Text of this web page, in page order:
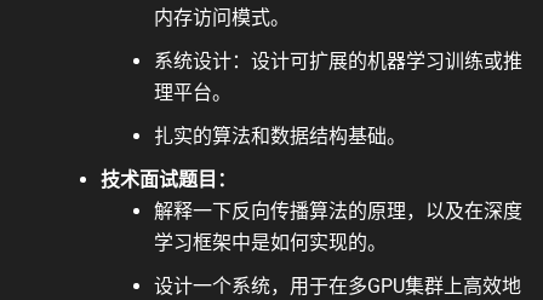
内存访问模式。
系统设计：设计可扩展的机器学习训练或推
理平台。
扎实的算法和数据结构基础。
技术面试题目：
解释一下反向传播算法的原理，以及在深度
学习框架中是如何实现的。
设计一个系统，用于在多GPU集群上高效地